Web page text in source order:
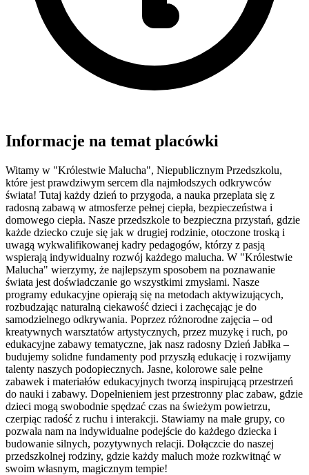
Informacje na temat placówki
Witamy w "Królestwie Malucha", Niepublicznym Przedszkolu,
które jest prawdziwym sercem dla najmłodszych odkrywców
świata! Tutaj każdy dzień to przygoda, a nauka przeplata się z
radosną zabawą w atmosferze pełnej ciepła, bezpieczeństwa i
domowego ciepła. Nasze przedszkole to bezpieczna przystań, gdzie
każde dziecko czuje się jak w drugiej rodzinie, otoczone troską i
uwagą wykwalifikowanej kadry pedagogów, którzy z pasją
wspierają indywidualny rozwój każdego malucha. W "Królestwie
Malucha" wierzymy, że najlepszym sposobem na poznawanie
świata jest doświadczanie go wszystkimi zmysłami. Nasze
programy edukacyjne opierają się na metodach aktywizujących,
rozbudzając naturalną ciekawość dzieci i zachęcając je do
samodzielnego odkrywania. Poprzez różnorodne zajęcia – od
kreatywnych warsztatów artystycznych, przez muzykę i ruch, po
edukacyjne zabawy tematyczne, jak nasz radosny Dzień Jabłka –
budujemy solidne fundamenty pod przyszłą edukację i rozwijamy
talenty naszych podopiecznych. Jasne, kolorowe sale pełne
zabawek i materiałów edukacyjnych tworzą inspirującą przestrzeń
do nauki i zabawy. Dopełnieniem jest przestronny plac zabaw, gdzie
dzieci mogą swobodnie spędzać czas na świeżym powietrzu,
czerpiąc radość z ruchu i interakcji. Stawiamy na małe grupy, co
pozwala nam na indywidualne podejście do każdego dziecka i
budowanie silnych, pozytywnych relacji. Dołączcie do naszej
przedszkolnej rodziny, gdzie każdy maluch może rozkwitnąć w
swoim własnym, magicznym tempie!